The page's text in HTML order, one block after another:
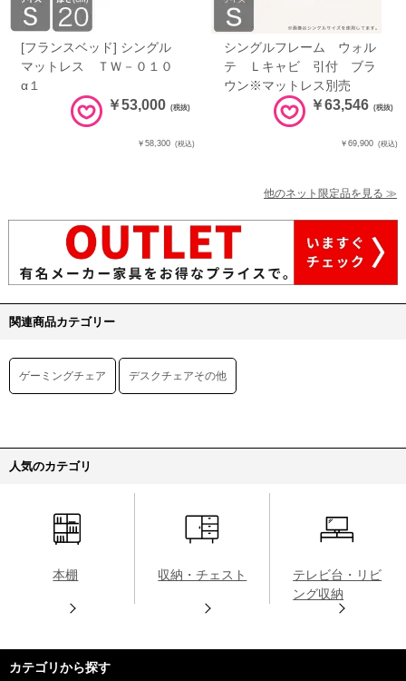
[フランスベッド] シングル
マットレス ＴＷ－０１０
α１
￥53,000 (税抜)
￥58,300 (税込)
シングルフレーム ウォル
テ Ｌキャビ 引付 ブラ
ウン※マットレス別売
￥63,546 (税抜)
￥69,900 (税込)
他のネット限定品を見る ≫
関連商品カテゴリー
ゲーミングチェア デスクチェアその他
人気のカテゴリ
本棚 収納・チェスト
テレビ台・リビ
ング収納
カテゴリから探す